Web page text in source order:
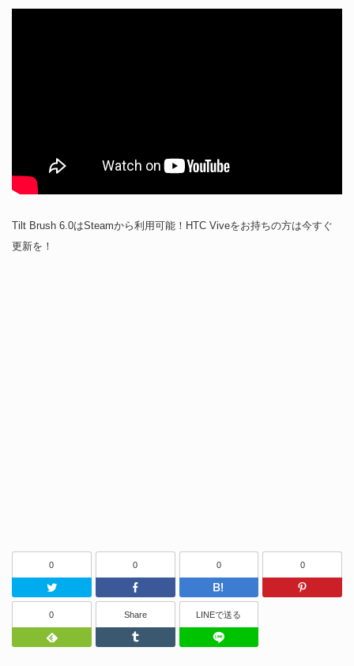
Tilt Brush 6.0はSteamから利用可能！HTC Viveをお持ちの方は今すぐ
更新を！
0
Twitter
0
Facebook
0
はてなブッ
0
0
Feedly
Share
Tumblr
LINEで送る